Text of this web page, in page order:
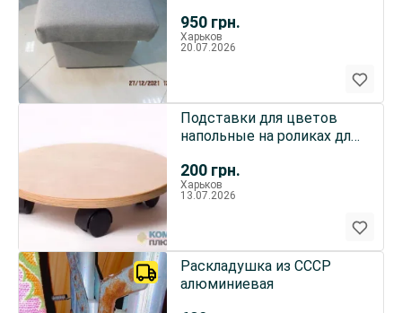
950 грн.
Харьков
20.07.2026
200 грн.
Подставки для цветов
напольные на роликах для
Харьков
13.07.2026
Раскладушка из СССР
алюминиевая